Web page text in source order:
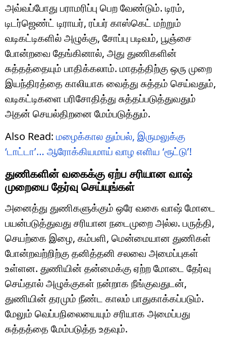
அவ்வப்போது பராமரிப்பு பெற வேண்டும். டிரம்,
டிடர்ஜெண்ட் டிராயர், ரப்பர் காஸ்கெட் மற்றும்
வடிகட்டிகளில் அழுக்கு, சோப்பு படிவம், பூஞ்சை
போன்றவை தேங்கினால், அது துணிகளின்
சுத்தத்தையும் பாதிக்கலாம். மாதத்திற்கு ஒரு முறை
இயந்திரத்தை காலியாக வைத்து சுத்தம் செய்வதும்,
வடிகட்டிகளை பரிசோதித்து சுத்தப்படுத்துவதும்
அதன் செயல்திறனை மேம்படுத்தும்.
Also Read: மழைக்கால தும்பல், இருமலுக்கு
‘டாட்டா’… ஆரோக்கியமாய் வாழ எளிய ‘ரூட்டு’!
துணிகளின் வகைக்கு ஏற்ப சரியான வாஷ்
முறையை தேர்வு செய்யுங்கள்
அனைத்து துணிகளுக்கும் ஒரே வகை வாஷ் மோடை
பயன்படுத்துவது சரியான நடைமுறை அல்ல. பருத்தி,
செயற்கை இழை, கம்பளி, மென்மையான துணிகள்
போன்றவற்றிற்கு தனித்தனி சலவை அமைப்புகள்
உள்ளன. துணியின் தன்மைக்கு ஏற்ற மோடை தேர்வு
செய்தால் அழுக்குகள் நன்றாக நீங்குவதுடன்,
துணியின் தரமும் நீண்ட காலம் பாதுகாக்கப்படும்.
மேலும் வெப்பநிலையையும் சரியாக அமைப்பது
சுத்தத்தை மேம்படுத்த உதவும்.